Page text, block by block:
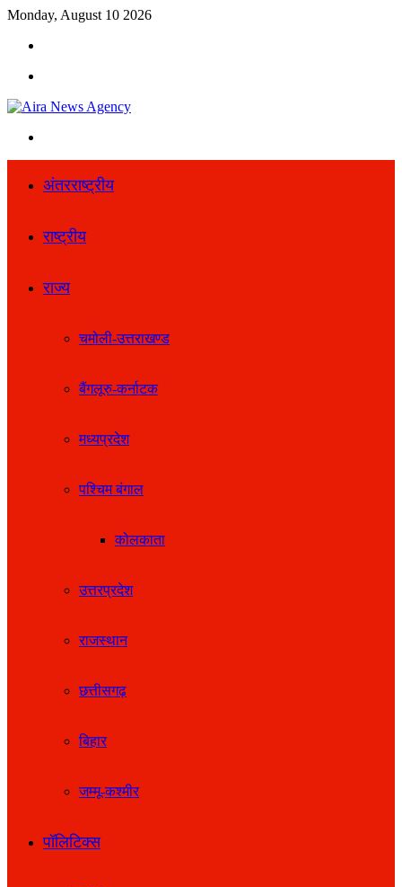
Monday, August 10 2026
अंतरराष्ट्रीय
राष्ट्रीय
राज्य
चमोली-उत्तराखण्ड
बैंगलूरु-कर्नाटक
मध्यप्रदेश
पश्चिम बंगाल
कोलकाता
उत्तरप्रदेश
राजस्थान
छत्तीसगढ़
बिहार
जम्मू-कश्मीर
पॉलिटिक्स